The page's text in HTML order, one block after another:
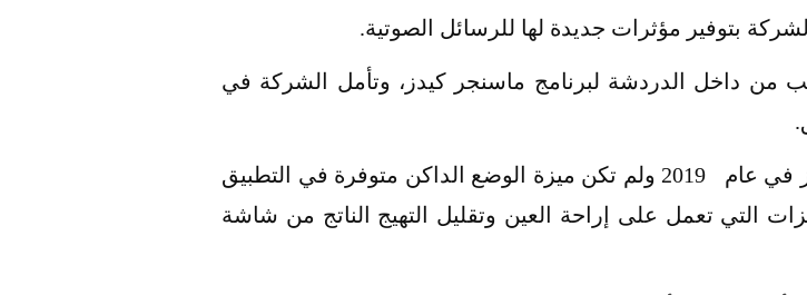
بتوفير مؤثرات جديدة لها للرسائل الصوتية.
من داخل الدردشة لبرنامج ماسنجر كيدز، وتأمل الشركة في
ولا بد لك أن تعرف أنه تم إنشاء برنامج ماسنجر كيدز في عام 2019 ولم تكن ميزة الوضع الداكن متوفرة في التطبيق
التي تعمل على إراحة العين وتقليل التهيج الناتج من شاشة